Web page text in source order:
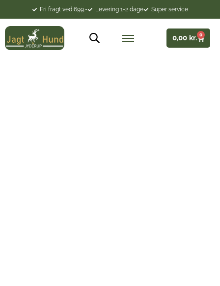
Fri fragt ved 699.- Levering 1-2 dage Super service
0,00 kr. 0